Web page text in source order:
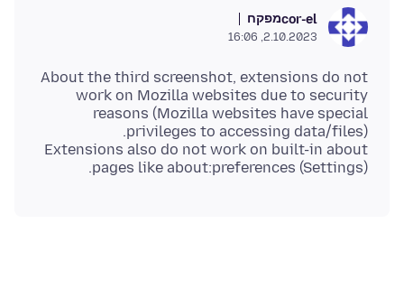
cor-elמפקח
2.10.2023, 16:06
About the third screenshot, extensions do not
work on Mozilla websites due to security
reasons (Mozilla websites have special
Extensions also do not work on built-in about
pages like about:preferences (Settings).